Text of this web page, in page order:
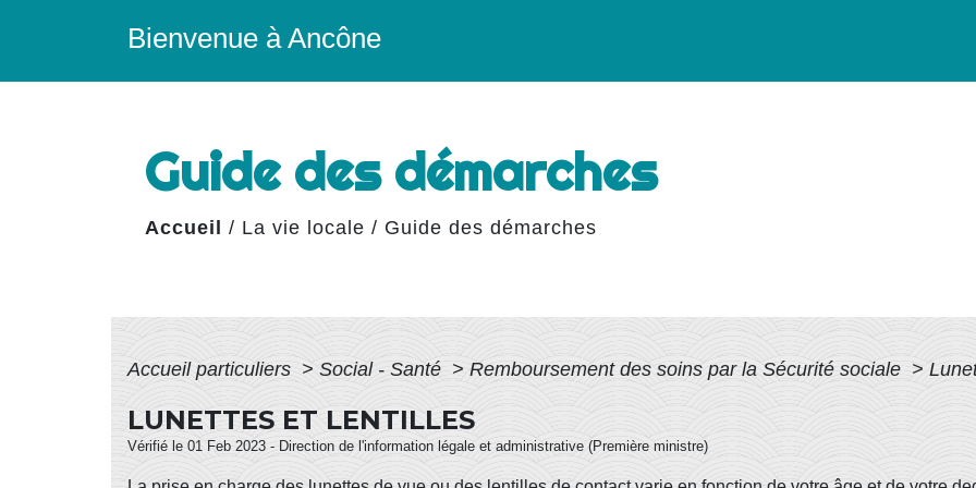
Bienvenue à Ancône
Guide des démarches
Accueil / La vie locale / Guide des démarches
Accueil particuliers > Social - Santé > Remboursement des soins par la Sécurité sociale >
LUNETTES ET LENTILLES
Vérifié le 01 Feb 2023 - Direction de l'information légale et administrative (Première ministre)